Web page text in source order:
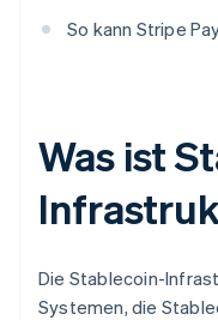
So kann Stripe
Was ist
Die Stablecoin-
Systemen, die